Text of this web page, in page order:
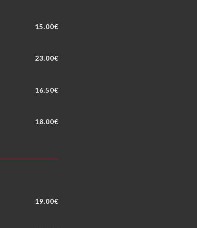
15.00€
23.00€
16.50€
18.00€
19.00€